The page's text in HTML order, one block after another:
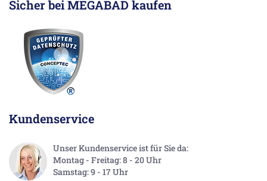
Sicher bei MEGABAD kaufen
Kundenservice
Unser Kundenservice ist für Sie da:
Montag - Freitag: 8 - 20 Uhr
Samstag: 9 - 17 Uhr